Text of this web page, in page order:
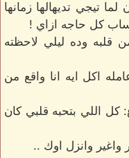
تيجي تديهالها زمانها
كل حاجه ازاي !
قلبه وده ليلي لاحظته
اكل ايه انا واقع من
كل اللي بتحبه قلبي كان
وانزل اوك ..